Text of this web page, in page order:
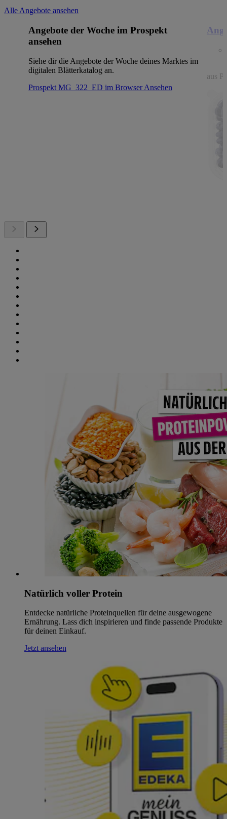
Alle Angebote ansehen
Angebote der Woche im Prospekt
ansehen
Siehe dir die Angebote der Woche deines Marktes im
digitalen Blätterkatalog an.
Prospekt MG_322_ED im BrowserAnsehen
aus
Natürlich voller Protein
Entdecke natürliche Proteinquellen für deine ausgewogene
Ernährung. Lass dich inspirieren und finde passende Produkte
für deinen Einkauf.
Jetzt ansehen